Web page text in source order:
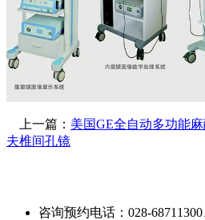
上一篇： 美国GE全自动多功能
夫椎间孔镜
咨询预约电话：028-68711300